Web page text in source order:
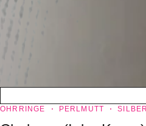
OHRRINGE PERLMUTT